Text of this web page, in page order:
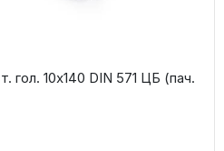
гол. 10х140 DIN 571 ЦБ (пач.